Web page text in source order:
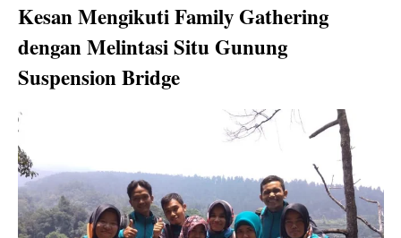
Kesan Mengikuti Family Gathering
dengan Melintasi Situ Gunung
Suspension Bridge